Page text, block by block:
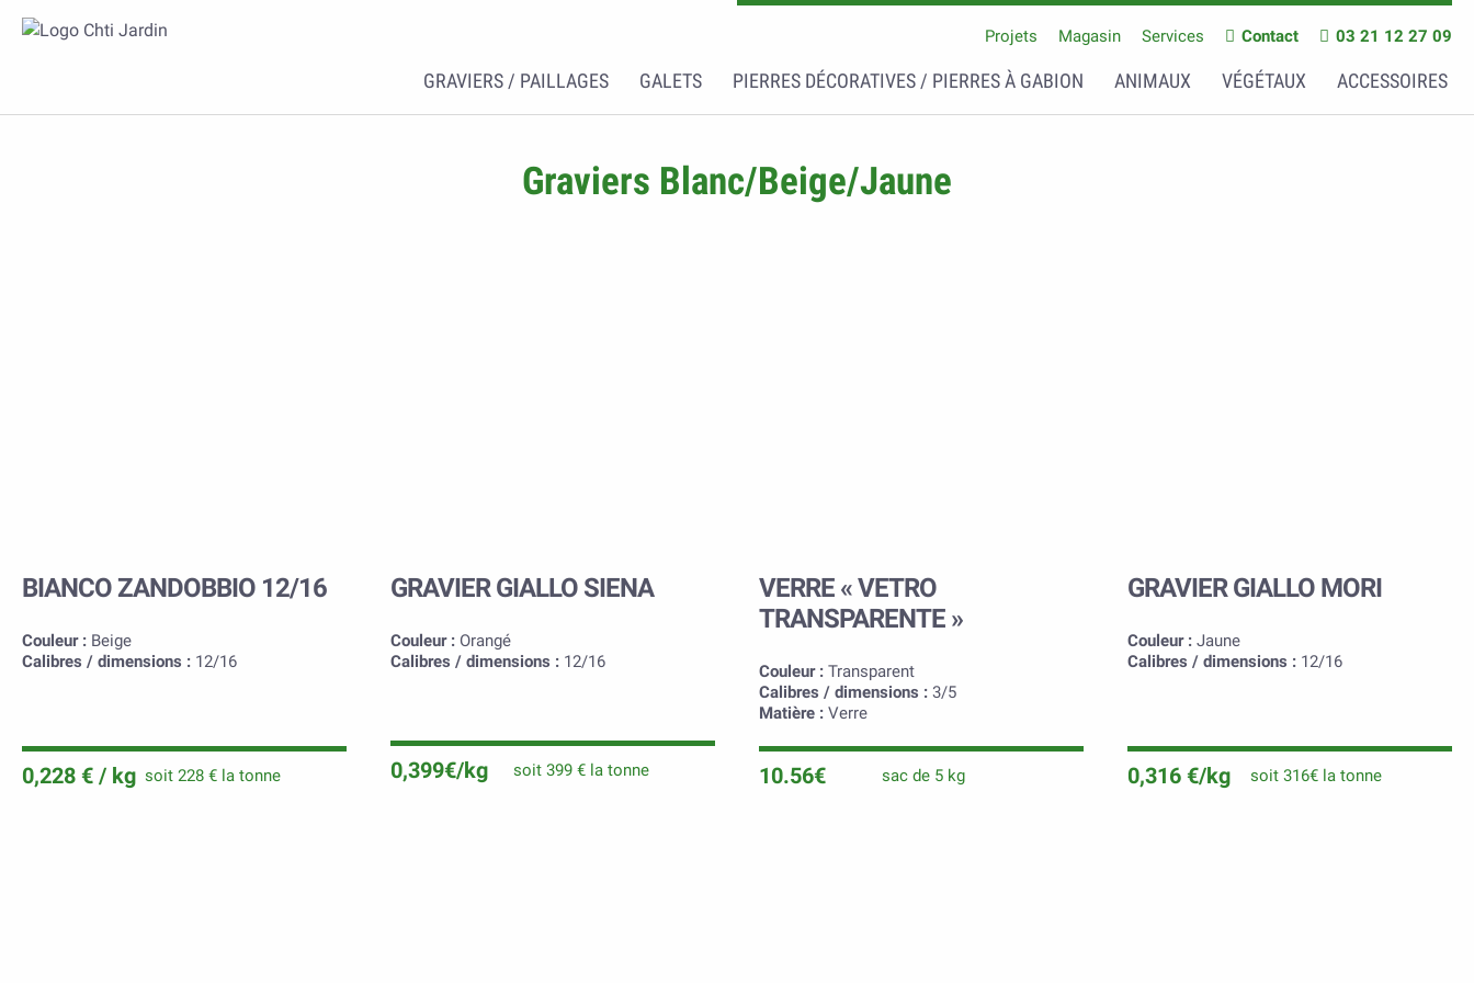
Projets Magasin Services Contact 03 21 12 27 09
GRAVIERS / PAILLAGES GALETS PIERRES DÉCORATIVES / PIERRES À GABION ANIMAUX VÉGÉTAUX ACCESSOIRES
Graviers Blanc/Beige/Jaune
BIANCO ZANDOBBIO 12/16
Couleur : Beige
Calibres / dimensions : 12/16
0,228 € / kg soit 228 € la tonne
GRAVIER GIALLO SIENA
Couleur : Orangé
Calibres / dimensions : 12/16
0,399€/kg soit 399 € la tonne
VERRE « VETRO
TRANSPARENTE »
Couleur : Transparent
Calibres / dimensions : 3/5
Matière : Verre
10.56€ sac de 5 kg
GRAVIER GIALLO MORI
Couleur : Jaune
Calibres / dimensions : 12/16
0,316 €/kg soit 316€ la tonne